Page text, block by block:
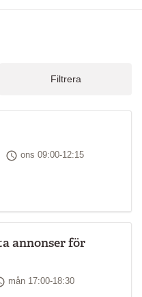
Filtrera
Tid
ons 09:00-12:15
annonser för
Tid
mån 17:00-18:30